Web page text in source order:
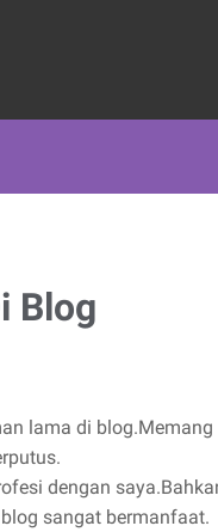
Blog
lama di
dengan
sangat bermanfaat.